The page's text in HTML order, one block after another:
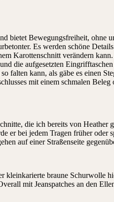
bietet Bewegungsfreiheit,
Es werden schöne
Karottenschnitt verändern
die aufgesetzten
falten kann, als gäbe es einen
mit einem schmalen
die ich bereits von Heather
er bei jedem Tragen früher
auf einer Straßenseite
kleinkarierte braune
mit Jeanspatches an den